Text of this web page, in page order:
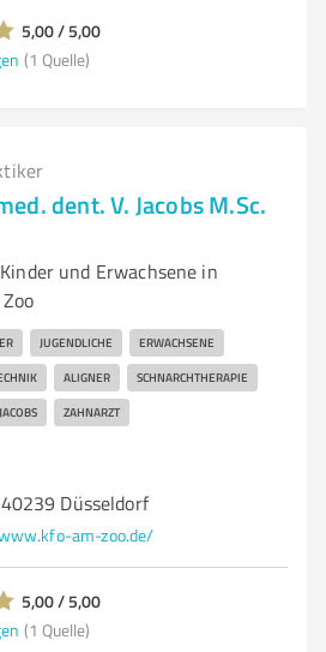
5,00 / 5,00
(1 Quelle)
dent. V. Jacobs M.Sc.
und Erwachsene in
JUGENDLICHE ERWACHSENE
ALIGNER SCHNARCHTHERAPIE
ZAHNARZT
Düsseldorf
am-zoo.de/
5,00 / 5,00
(1 Quelle)